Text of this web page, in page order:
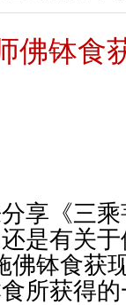
佛钵食
享《三
是有关
佛钵食获
所获得